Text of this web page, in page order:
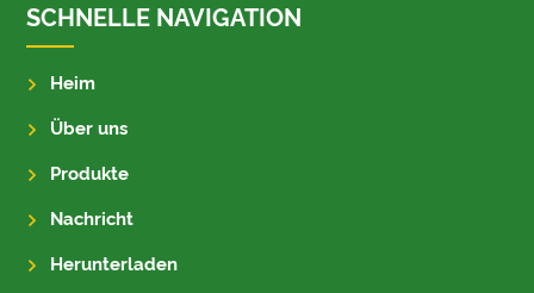
SCHNELLE NAVIGATION
Heim
Über uns
Produkte
Nachricht
Herunterladen